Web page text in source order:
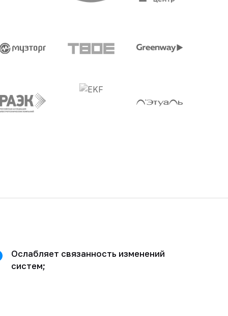
Ослабляет связанность изменений
систем;